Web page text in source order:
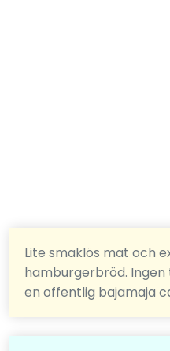
Lite smaklös mat och
hamburgerbröd.
en offentlig bajamaja